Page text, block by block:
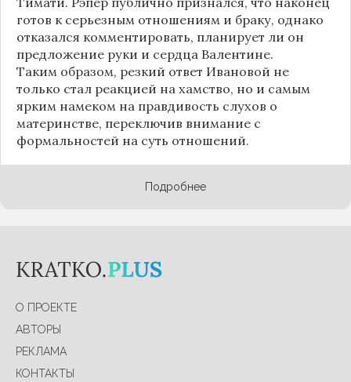
готов к серьезным отношениям и браку, однако
отказался комментировать, планирует ли он
предложение руки и сердца Валентине.
Таким образом, резкий ответ Ивановой не
только стал реакцией на хамство, но и самым
ярким намеком на правдивость слухов о
материнстве, переключив внимание с
формальностей на суть отношений.
Подробнее
О ПРОЕКТЕ
АВТОРЫ
РЕКЛАМА
КОНТАКТЫ